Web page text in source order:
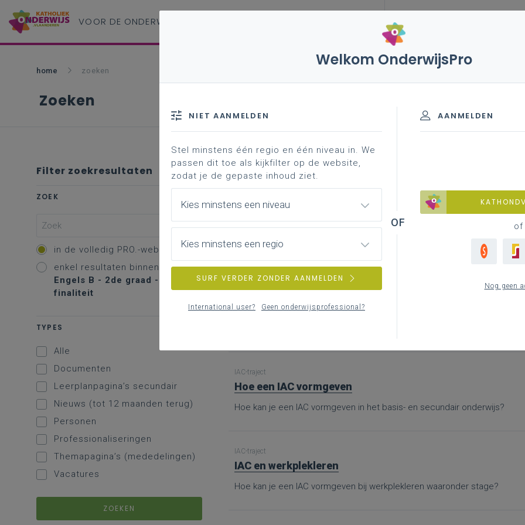
VOOR DE ONDERWIJS
home zoeken
Zoeken
Filter zoekresultaten
ZOEK
in de volledig PRO.-website
enkel resultaten binnen
Engels B - 2de graad - A-
finaliteit
TYPES
Alle
Documenten
Leerplanpagina’s secundair
Nieuws (tot 12 maanden terug)
Personen
Professionaliseringen
Themapagina’s (mededelingen)
Vacatures
ZOEKEN
Professionaliseringsdatabank
Vakkenpagina
Overzicht van alle leerplannen met ondersteunend materiaal per leerplan.
Bronnen
Hier vind je bijkomende informatie en inspiratie bij het uitwerken van
IAC-traject
Hoe een IAC vormgeven
Hoe kan je een IAC vormgeven in het basis- en secundair onderwijs?
IAC-traject
IAC en werkplekleren
Hoe kan je een IAC vormgeven bij werkplekleren waaronder stage?
Welkom OnderwijsPro
AANMELDEN
of
Nog geen
NIET AANMELDEN
Stel minstens één regio en één niveau in. We
passen dit toe als kijkfilter op de website,
zodat je de gepaste inhoud ziet.
Kies minstens een niveau
Kies minstens een regio
SURF VERDER ZONDER AANMELDEN
International user? Geen onderwijsprofessional?